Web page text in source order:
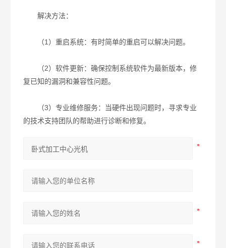
解决方法：
（1）重启系统：有时简单的重启可以解决问题。
（2）软件更新：确保控制系统软件为最新版本，修
复已知的漏洞和兼容性问题。
（3）专业维修服务：当硬件出现问题时，寻求专业
的技术支持团队的帮助进行诊断和修复。